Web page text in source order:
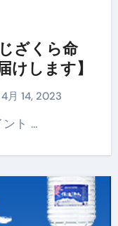
ざくら命
けします】
4月 14, 2023
ント …